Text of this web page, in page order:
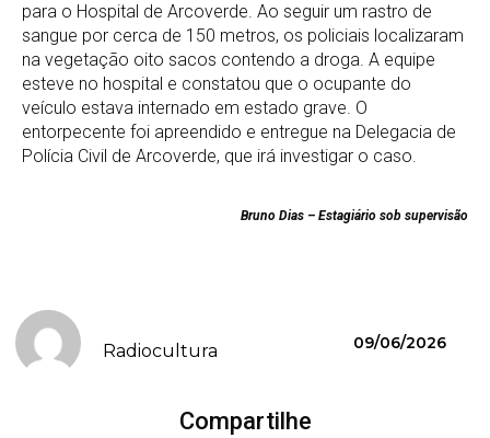
para o Hospital de Arcoverde. Ao seguir um rastro de
sangue por cerca de 150 metros, os policiais localizaram
na vegetação oito sacos contendo a droga. A equipe
esteve no hospital e constatou que o ocupante do
veículo estava internado em estado grave. O
entorpecente foi apreendido e entregue na Delegacia de
Polícia Civil de Arcoverde, que irá investigar o caso.
Bruno Dias – Estagiário sob supervisão
Radiocultura 09/06/2026
Compartilhe